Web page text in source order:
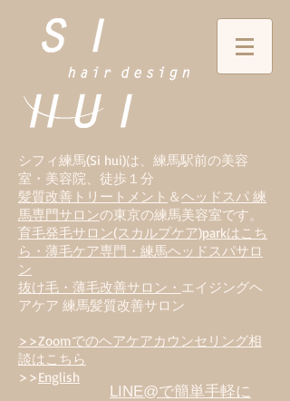
シフィ練馬(Si hui)は、 練馬駅前の美容
室・美容院、徒歩１分
髪質改善トリートメント ＆ヘッドスパ 練
馬専門サロンの東京の練馬美容室です。
育毛発毛サロン(スカルプケア)parkはこち
ら・薄毛ケア専門・練馬ヘッドスパサロ
ン
抜け毛・薄毛改善サロン・ エイジングヘ
アケア 練馬髪質改善サロン
>>Zoomでのヘアケアカウンセリング相
談はこちら
>>English
LINE@で簡単手軽に